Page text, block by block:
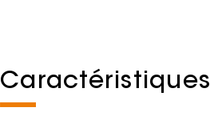
Caractéristiques